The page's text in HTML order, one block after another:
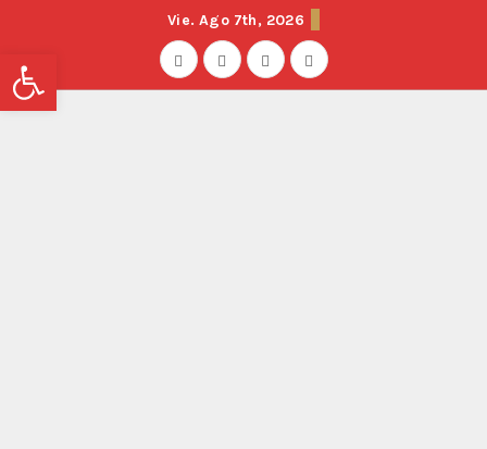
Vie. Ago 7th, 2026
Abrir barra de herramientas